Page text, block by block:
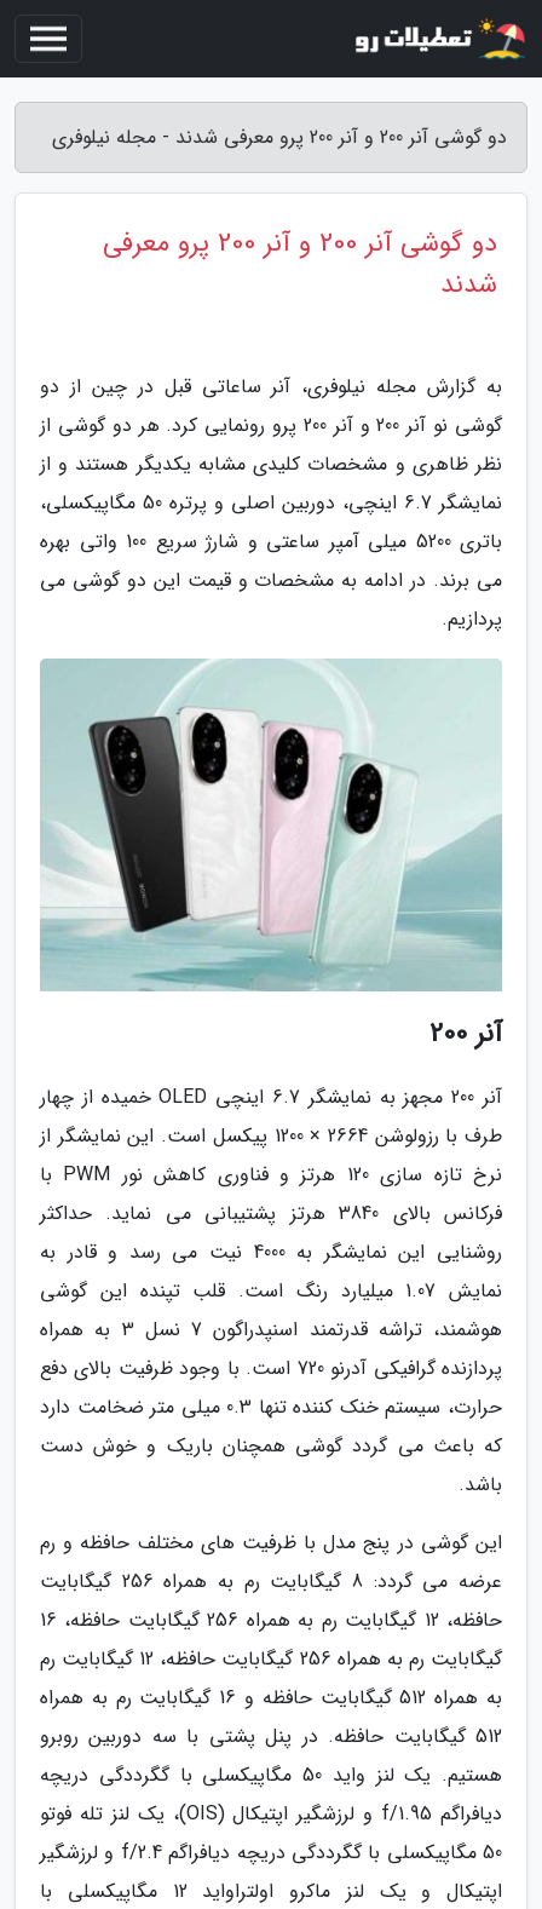
دو گوشی آنر 200 و آنر 200 پرو معرفی شدند - مجله نیلوفری
دو گوشی آنر 200 و آنر 200 پرو معرفی
شدند
به گزارش مجله نیلوفری، آنر ساعاتی قبل در چین از دو
گوشی نو آنر 200 و آنر 200 پرو رونمایی کرد. هر دو گوشی از
نظر ظاهری و مشخصات کلیدی مشابه یکدیگر هستند و از
نمایشگر 6.7 اینچی، دوربین اصلی و پرتره 50 مگاپیکسلی،
باتری 5200 میلی آمپر ساعتی و شارژ سریع 100 واتی بهره
می برند. در ادامه به مشخصات و قیمت این دو گوشی می
پردازیم.
آنر 200
آنر 200 مجهز به نمایشگر 6.7 اینچی OLED خمیده از چهار
طرف با رزولوشن 2664 × 1200 پیکسل است. این نمایشگر از
نرخ تازه سازی 120 هرتز و فناوری کاهش نور PWM با
فرکانس بالای 3840 هرتز پشتیبانی می نماید. حداکثر
روشنایی این نمایشگر به 4000 نیت می رسد و قادر به
نمایش 1.07 میلیارد رنگ است. قلب تپنده این گوشی
هوشمند، تراشه قدرتمند اسنپدراگون 7 نسل 3 به همراه
پردازنده گرافیکی آدرنو 720 است. با وجود ظرفیت بالای دفع
حرارت، سیستم خنک کننده تنها 0.3 میلی متر ضخامت دارد
که باعث می گردد گوشی همچنان باریک و خوش دست
باشد.
این گوشی در پنج مدل با ظرفیت های مختلف حافظه و رم
عرضه می گردد: 8 گیگابایت رم به همراه 256 گیگابایت
حافظه، 12 گیگابایت رم به همراه 256 گیگابایت حافظه، 16
گیگابایت رم به همراه 256 گیگابایت حافظه، 12 گیگابایت رم
به همراه 512 گیگابایت حافظه و 16 گیگابایت رم به همراه
512 گیگابایت حافظه. در پنل پشتی با سه دوربین روبرو
هستیم. یک لنز واید 50 مگاپیکسلی با گگرددگی دریچه
دیافراگم f/1.95 و لرزشگیر اپتیکال (OIS)، یک لنز تله فوتو
50 مگاپیکسلی با گگرددگی دریچه دیافراگم f/2.4 و لرزشگیر
اپتیکال و یک لنز ماکرو اولتراواید 12 مگاپیکسلی با